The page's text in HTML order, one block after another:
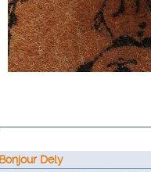
Bonjour Dely